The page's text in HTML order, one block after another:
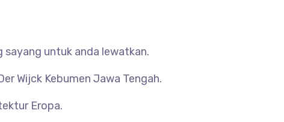
untuk anda lewatkan.
Wijck Kebumen Jawa Tengah.
Eropa.